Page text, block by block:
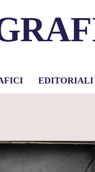
EDITORIALI